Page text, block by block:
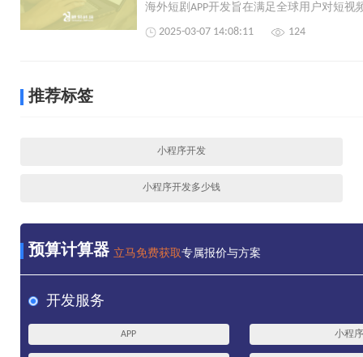
2025-03-07 14:08:11 124
推荐标签
小程序开发
小程序开发多少钱
预算计算器 立马免费获取专属报价与方案
开发服务
APP 小程